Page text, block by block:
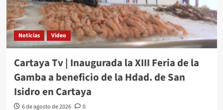
Noticias Video
Cartaya Tv | Inaugurada la XIII Feria de la
Gamba a beneficio de la Hdad. de San
Isidro en Cartaya
6 de agosto de 2026 0